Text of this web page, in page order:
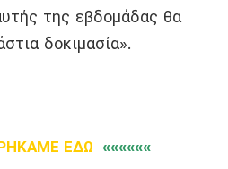
της εβδομάδας θα
δοκιμασία».
ΕΔΩ ««««««